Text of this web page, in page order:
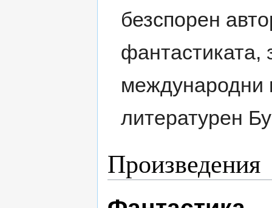
безспорен
фантастиката,
международни
литературен
Произведения